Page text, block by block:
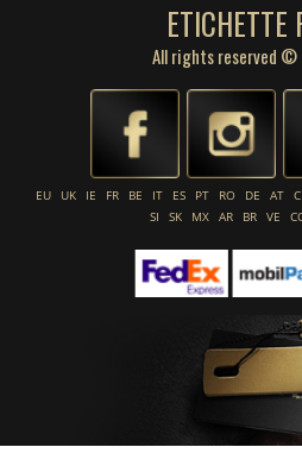
ETICHETTE
All rights reserved
EU UK IE FR BE IT ES PT RO DE AT
SI
SK MX AR BR VE